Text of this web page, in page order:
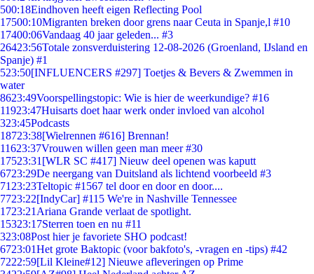
500:18Eindhoven heeft eigen Reflecting Pool
17500:10Migranten breken door grens naar Ceuta in Spanje,l #10
17400:06Vandaag 40 jaar geleden... #3
26423:56Totale zonsverduistering 12-08-2026 (Groenland, IJsland en
Spanje) #1
523:50[INFLUENCERS #297] Toetjes & Bevers & Zwemmen in
water
8623:49Voorspellingstopic: Wie is hier de weerkundige? #16
11923:47Huisarts doet haar werk onder invloed van alcohol
323:45Podcasts
18723:38[Wielrennen #616] Brennan!
11623:37Vrouwen willen geen man meer #30
17523:31 [WLR SC #417] Nieuw deel openen was kaputt
6723:29De neergang van Duitsland als lichtend voorbeeld #3
71 23:23Teltopic #1567 tel door en door en door....
7723:22[IndyCar] #115 We're in Nashville Tennessee
1723:21 Ariana Grande verlaat de spotlight.
15323:17Sterren toen en nu #11
323:08Post hier je favoriete SHO podcast!
6723:01Het grote Baktopic (voor bakfoto's, -vragen en -tips) #42
7222:59[Lil Kleine#12] Nieuwe afleveringen op Prime